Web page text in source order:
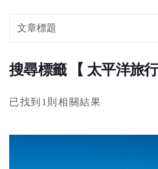
搜尋標籤 【 太平洋旅
已找到1則相關結果